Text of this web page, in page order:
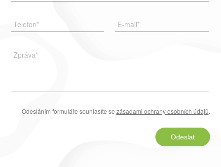
Telefon* E-mail*
Zpráva*
Odesláním formuláře souhlasíte se zásadami ochrany osobních údajů.
Odeslat